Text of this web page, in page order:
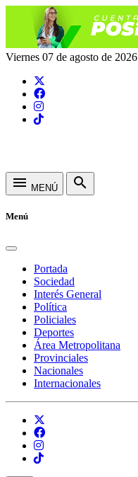
Viernes 07 de agosto de 2026
menu MENÚ search
Menú
Portada
Sociedad
Interés General
Política
Policiales
Deportes
Área Metropolitana
Provinciales
Nacionales
Internacionales